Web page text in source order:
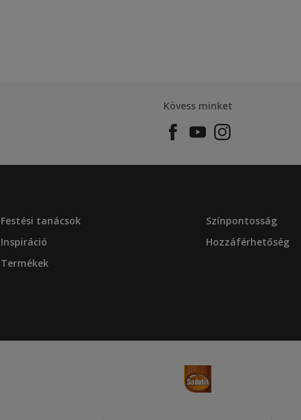
Kövess minket
Festési tanácsok
Inspiráció
Termékek
Színpontosság
Hozzáférhetőség